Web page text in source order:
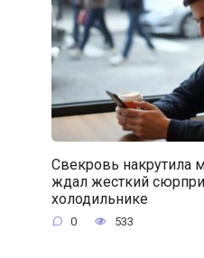
Свекровь накрутила
ждал жесткий
холодильнике
0 533